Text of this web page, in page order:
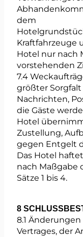
dem
Kraftfahrzeuge
Hotel nur nach
vorstehenden
7.4
größter
Nachrichten,
die Gäste
Hotel
Zustellung,
gegen Entgelt
Das Hotel
nach Maßgabe
Sätze 1 bis 4.
8
8.1
Vertrages, der